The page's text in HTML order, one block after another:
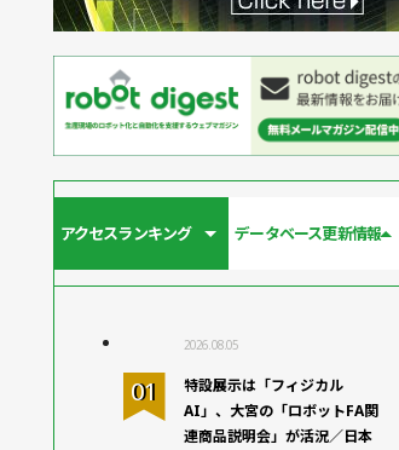
アクセスランキング データベース更新情報
2026.08.05
特設展示は「フィジカル
AI」、大宮の「ロボットFA関
連商品説明会」が活況／日本